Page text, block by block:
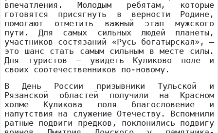
впечатления. Молодым ребятам, которые
готовятся присягнуть в верности Родине,
помогают отметить важный этап мужского
пути. Для самых сильных людей планеты,
участников состязаний «Русь богатырская», –
это шанс стать самым сильным в месте силы.
Для туристов – увидеть Куликово поле и
своих соотечественников по-новому.
В День России призывники Тульской и
Рязанской областей получили на Красном
холме Куликова поля благословение и
напутствия на служение Отечеству. Вспомнили
ратные подвиги предков, поклонились подвигу